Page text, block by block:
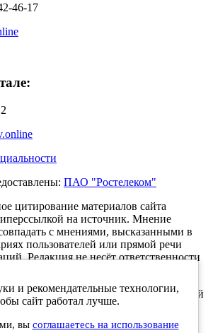
46-17
ПАО "Ростелеком"
цитирование материалов сайта
на источник. Мнение
с мнениями, высказанными в
пользователей или прямой речи
Редакция не несёт ответственности
читателей.
зарегистрирован в Федеральной
связи, информационных
коммуникаций (Роскомнадзор) 5
и рекомендательные технологии,
сайт работал лучше.
вы соглашаетесь на использование